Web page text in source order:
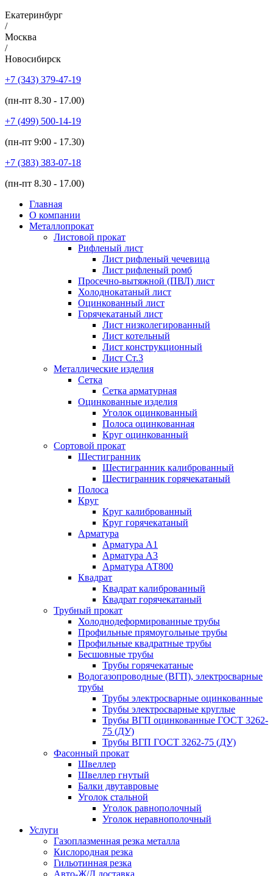
Екатеринбург
/
Москва
/
Новосибирск
+7 (343) 379-47-19
(пн-пт 8.30 - 17.00)
+7 (499) 500-14-19
(пн-пт 9:00 - 17.30)
+7 (383) 383-07-18
(пн-пт 8.30 - 17.00)
Главная
О компании
Металлопрокат
Листовой прокат
Рифленый лист
Лист рифленый чечевица
Лист рифленый ромб
Просечно-вытяжной (ПВЛ) лист
Холоднокатаный лист
Оцинкованный лист
Горячекатаный лист
Лист низколегированный
Лист котельный
Лист конструкционный
Лист Ст.3
Металлические изделия
Сетка
Сетка арматурная
Оцинкованные изделия
Уголок оцинкованный
Полоса оцинкованная
Круг оцинкованный
Сортовой прокат
Шестигранник
Шестигранник калиброванный
Шестигранник горячекатаный
Полоса
Круг
Круг калиброванный
Круг горячекатаный
Арматура
Арматура А1
Арматура А3
Арматура АТ800
Квадрат
Квадрат калиброванный
Квадрат горячекатаный
Трубный прокат
Холоднодеформированные трубы
Профильные прямоугольные трубы
Профильные квадратные трубы
Бесшовные трубы
Трубы горячекатаные
Водогазопроводные (ВГП), электросварные
трубы
Трубы электросварные оцинкованные
Трубы электросварные круглые
Трубы ВГП оцинкованные ГОСТ 3262-
75 (ДУ)
Трубы ВГП ГОСТ 3262-75 (ДУ)
Фасонный прокат
Швеллер
Швеллер гнутый
Балки двутавровые
Уголок стальной
Уголок равнополочный
Уголок неравнополочный
Услуги
Газоплазменная резка металла
Кислородная резка
Гильотинная резка
Авто-Ж/Д доставка